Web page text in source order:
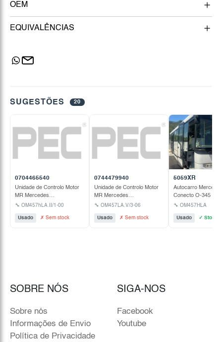
OEM
EQUIVALÊNCIAS
SUGESTÕES 20
0704465540
Unidade de Controlo Motor
MR Mercedes
OM457hLA.II/1-00
🔧 OM457hLA.II/1-00
Usado ✗ Sem stock
0744479940
Unidade de Controlo Motor
MR Mercedes
OM457LA.V/3-06
🔧 OM457LA.V/3-06
Usado ✗ Sem stock
5059XR
Autocarro
Conecto O-345 -
🔧 OM457HLA
Usado ✓ Stock
SOBRE NÓS
Sobre nós
Informações de Envio
Política de Privacidade
SIGA-NOS
Facebook
Youtube